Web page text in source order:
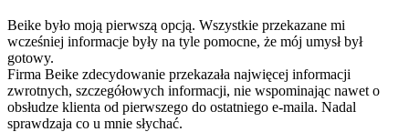
Beike było moją pierwszą opcją. Wszystkie przekazane mi
wcześniej informacje były na tyle pomocne, że mój umysł był
gotowy.
Firma Beike zdecydowanie przekazała najwięcej informacji
zwrotnych, szczegółowych informacji, nie wspominając nawet o
obsłudze klienta od pierwszego do ostatniego e-maila. Nadal
sprawdzaja co u mnie słychać.